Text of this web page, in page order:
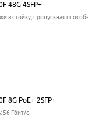
48G 4SFP+
в стойку, пропускная
8G PoE+ 2SFP+
56 Гбит/с